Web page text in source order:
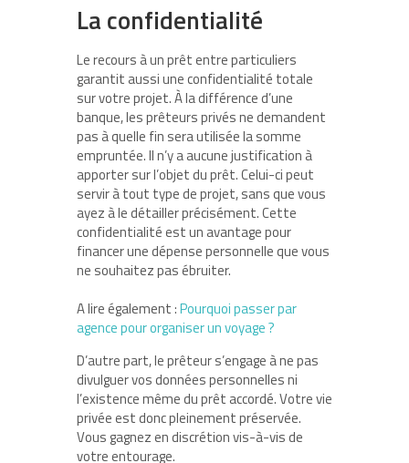
La confidentialité
Le recours à un prêt entre particuliers
garantit aussi une confidentialité totale
sur votre projet. À la différence d’une
banque, les prêteurs privés ne demandent
pas à quelle fin sera utilisée la somme
empruntée. Il n’y a aucune justification à
apporter sur l’objet du prêt. Celui-ci peut
servir à tout type de projet, sans que vous
ayez à le détailler précisément. Cette
confidentialité est un avantage pour
financer une dépense personnelle que vous
ne souhaitez pas ébruiter.
A lire également :Pourquoi passer par
agence pour organiser un voyage ?
D’autre part, le prêteur s’engage à ne pas
divulguer vos données personnelles ni
l’existence même du prêt accordé. Votre vie
privée est donc pleinement préservée.
Vous gagnez en discrétion vis-à-vis de
votre entourage.